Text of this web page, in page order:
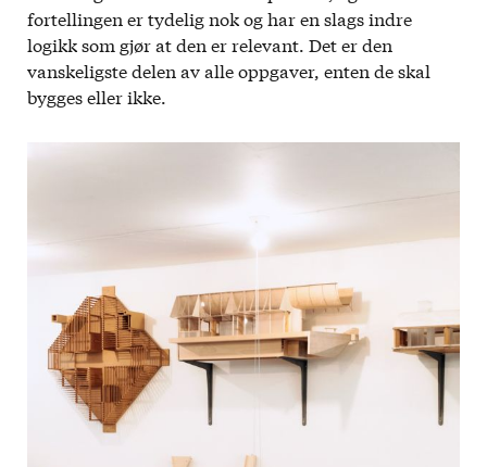
fortellingen er tydelig nok og har en slags indre
logikk som gjør at den er relevant. Det er den
vanskeligste delen av alle oppgaver, enten de skal
bygges eller ikke.